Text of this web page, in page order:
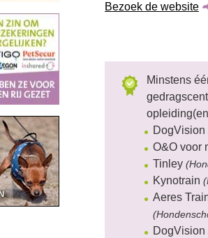
Bezoek de website
Minstens
DogVision
O&O voor
Tinley
Kynotrain
Aeres
DogVision